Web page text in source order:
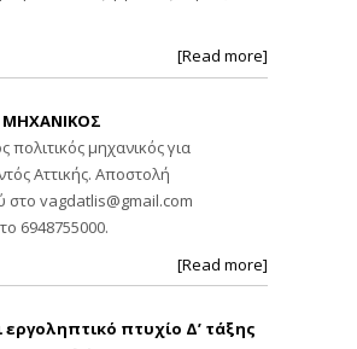
[Read more]
ΜΗΧΑΝΙΚΟΣ
πολιτικός μηχανικός για
Αττικής. Αποστολή
στο vagdatlis@gmail.com
6948755000.
[Read more]
εργοληπτικό πτυχίο Δ’ τάξης